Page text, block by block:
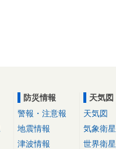
防災情報
警報・注意報
地震情報
津波情報
天気図
天気図
気象衛星
世界衛星